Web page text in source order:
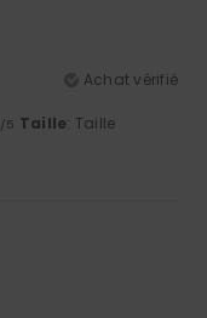
Achat vérifié
/5 Taille: Taille